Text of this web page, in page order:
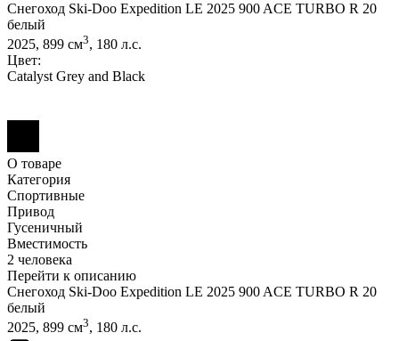
Снегоход Ski-Doo Expedition LE 2025 900 ACE TURBO R 20
белый
2025, 899 см3, 180 л.с.
Цвет:
Catalyst Grey and Black
О товаре
Категория
Спортивные
Привод
Гусеничный
Вместимость
2 человека
Перейти к описанию
Снегоход Ski-Doo Expedition LE 2025 900 ACE TURBO R 20
белый
2025, 899 см3, 180 л.с.